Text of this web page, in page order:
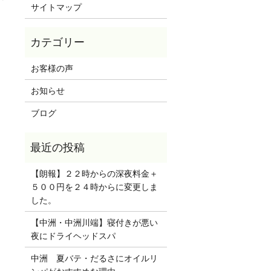
サイトマップ
お客様の声
お知らせ
ブログ
【朗報】２２時からの深夜料金＋
５００円を２４時からに変更しま
した。
【中洲・中洲川端】寝付きが悪い
夜にドライヘッドスパ
中洲 夏バテ・だるさにオイルリ